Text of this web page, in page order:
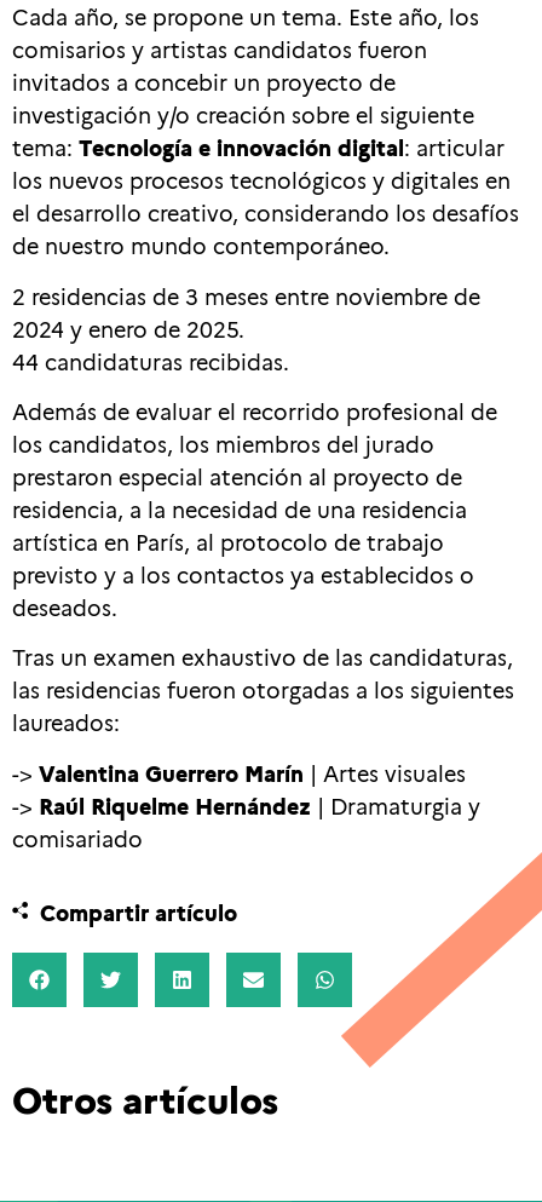
Cada año, se propone un tema. Este año, los
comisarios y artistas candidatos fueron
invitados a concebir un proyecto de
investigación y/o creación sobre el siguiente
tema: Tecnología e innovación digital: articular
los nuevos procesos tecnológicos y digitales en
el desarrollo creativo, considerando los desafíos
de nuestro mundo contemporáneo.
2 residencias de 3 meses entre noviembre de
2024 y enero de 2025.
44 candidaturas recibidas.
Además de evaluar el recorrido profesional de
los candidatos, los miembros del jurado
prestaron especial atención al proyecto de
residencia, a la necesidad de una residencia
artística en París, al protocolo de trabajo
previsto y a los contactos ya establecidos o
deseados.
Tras un examen exhaustivo de las candidaturas,
las residencias fueron otorgadas a los siguientes
laureados:
-> Valentina Guerrero Marín | Artes visuales
-> Raúl Riquelme Hernández | Dramaturgia y
comisariado
Compartir artículo
Otros artículos